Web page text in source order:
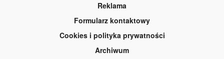
Reklama
Formularz kontaktowy
Cookies i polityka prywatności
Archiwum